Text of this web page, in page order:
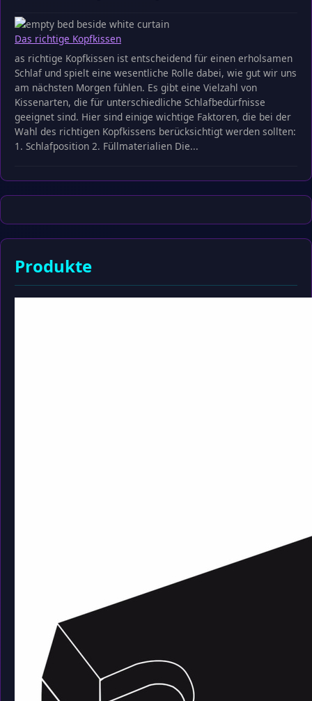
Das richtige Kopfkissen
as richtige Kopfkissen ist entscheidend für einen erholsamen
Schlaf und spielt eine wesentliche Rolle dabei, wie gut wir uns
am nächsten Morgen fühlen. Es gibt eine Vielzahl von
Kissenarten, die für unterschiedliche Schlafbedürfnisse
geeignet sind. Hier sind einige wichtige Faktoren, die bei der
Wahl des richtigen Kopfkissens berücksichtigt werden sollten:
1. Schlafposition 2. Füllmaterialien Die...
Produkte